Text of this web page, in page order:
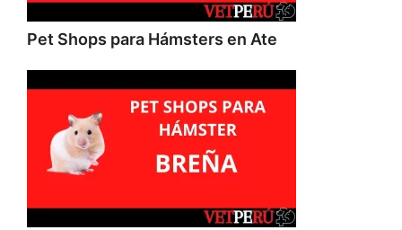
Pet Shops para Hámsters en Ate